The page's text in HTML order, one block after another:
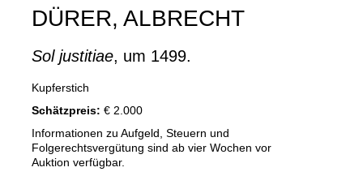
DÜRER, ALBRECHT
Sol justitiae, um 1499.
Kupferstich
Schätzpreis: € 2.000
Informationen zu Aufgeld, Steuern und
Folgerechtsvergütung sind ab vier Wochen vor
Auktion verfügbar.